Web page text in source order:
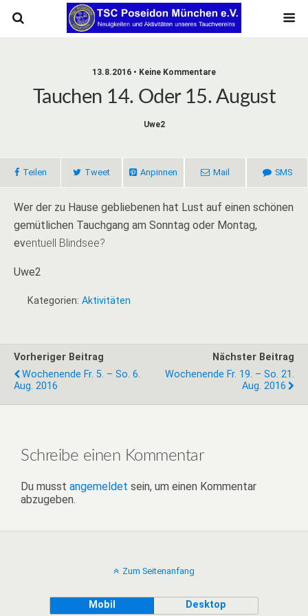
13.8.2016 • Keine Kommentare
Tauchen 14. Oder 15. August
Uwe2
Teilen Tweet Anpinnen Mail SMS
Wer der zu Hause gebliebenen hat Lust auf einen schönen
gemütlichen Tauchgang am Sonntag oder Montag,
eventuell Blindsee?
Uwe2
Kategorien: Aktivitäten
Vorheriger Beitrag
Wochenende Fr. 5. – So. 6.
Aug. 2016
Nächster Beitrag
Wochenende Fr. 19. – So. 21.
Aug. 2016
Schreibe einen Kommentar
Du musst angemeldet sein, um einen Kommentar
abzugeben.
Zum Seitenanfang
Mobil Desktop